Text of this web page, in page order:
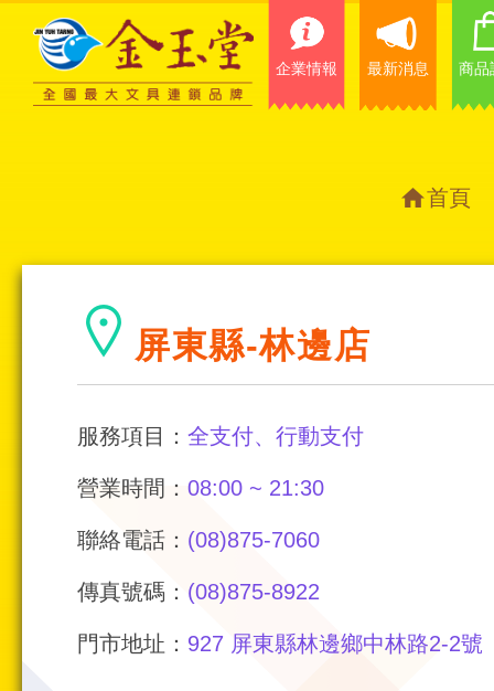
企業情報 最新消息 商品
首頁
屏東縣-林邊店
服務項目： 全支付、行動支付
營業時間： 08:00 ~ 21:30
聯絡電話： (08)875-7060
傳真號碼： (08)875-8922
門市地址： 927 屏東縣林邊鄉中林路2-2號